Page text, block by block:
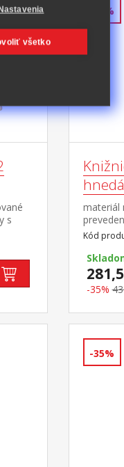
s
-35%
hnedá
materiál
Kód
-35%
-35%
všetko